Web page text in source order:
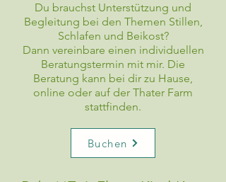
Du brauchst Unterstützung und
Begleitung bei den Themen Stillen,
Schlafen und Beikost?
Dann vereinbare einen individuellen
Beratungstermin mit mir. Die
Beratung kann bei dir zu Hause,
online oder auf der Thater Farm
stattfinden.
Buchen